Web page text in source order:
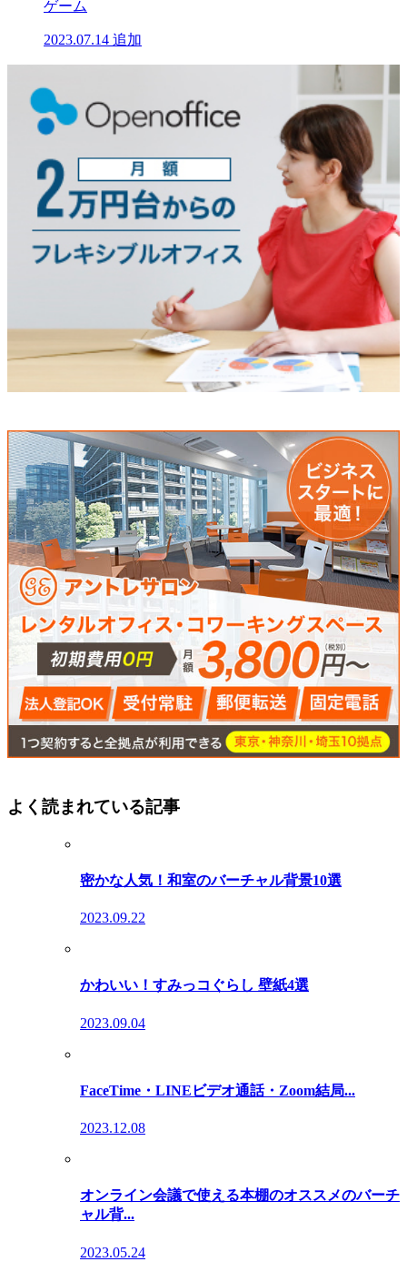
ゲーム
2023.07.14 追加
よく読まれている記事
密かな人気！和室のバーチャル背景10選
2023.09.22
かわいい！すみっコぐらし 壁紙4選
2023.09.04
FaceTime・LINEビデオ通話・Zoom結局...
2023.12.08
オンライン会議で使える本棚のオススメのバーチ
ャル背...
2023.05.24